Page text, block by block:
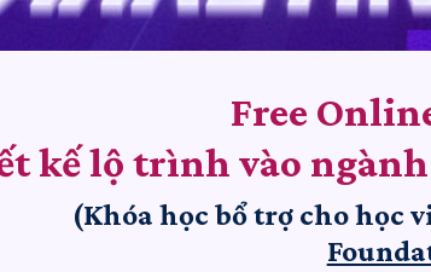
(Khóa học bổ trợ cho học
Free
kế lộ trình vào